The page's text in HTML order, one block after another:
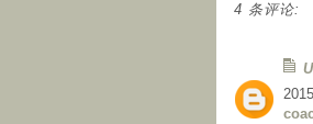
4 条评论: